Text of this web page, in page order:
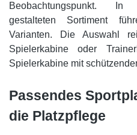
Beobachtungspunkt.
gestalteten Sortiment
Varianten. Die Auswahl
Spielerkabine oder
Spielerkabine mit
Passendes
die Platzpflege